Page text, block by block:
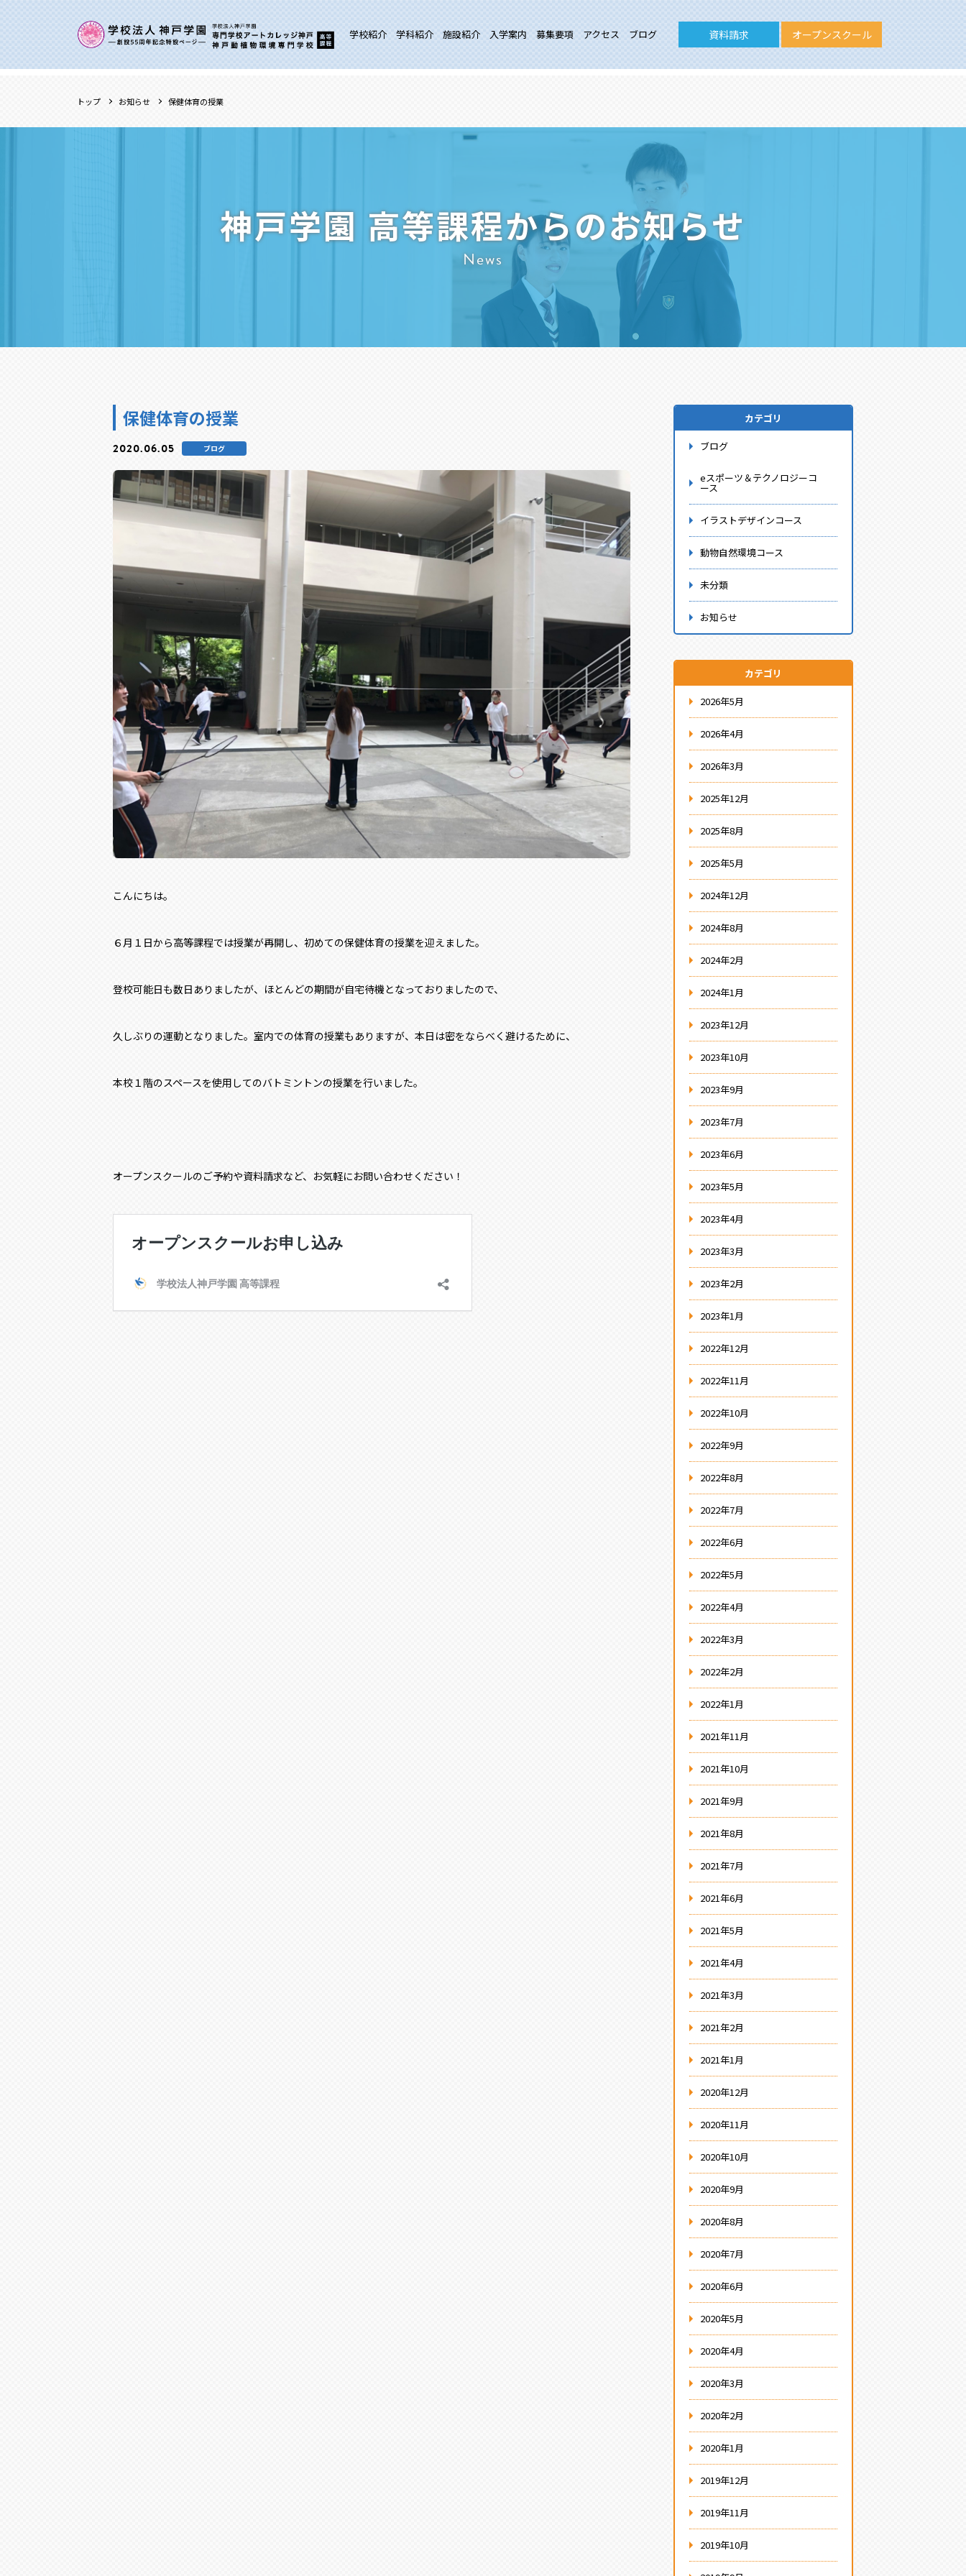
学校紹介 学科紹介 施設紹介 入学案内 募集要項 アクセス ブログ 資料請求 オープンスクール
トップ お知らせ 保健体育の授業
神戸学園 高等課程からのお知らせ
News
保健体育の授業
2020.06.05 ブログ
こんにちは。
６月１日から高等課程では授業が再開し、初めての保健体育の授業を迎えました。
登校可能日も数日ありましたが、ほとんどの期間が自宅待機となっておりましたので、
久しぶりの運動となりました。室内での体育の授業もありますが、本日は密をならべく避けるために、
本校１階のスペースを使用してのバトミントンの授業を行いました。
オープンスクールのご予約や資料請求など、お気軽にお問い合わせください！
カテゴリ
ブログ
eスポーツ＆テクノロジーコ
ース
イラストデザインコース
動物自然環境コース
未分類
お知らせ
カテゴリ
2026年5月
2026年4月
2026年3月
2025年12月
2025年8月
2025年5月
2024年12月
2024年8月
2024年2月
2024年1月
2023年12月
2023年10月
2023年9月
2023年7月
2023年6月
2023年5月
2023年4月
2023年3月
2023年2月
2023年1月
2022年12月
2022年11月
2022年10月
2022年9月
2022年8月
2022年7月
2022年6月
2022年5月
2022年4月
2022年3月
2022年2月
2022年1月
2021年11月
2021年10月
2021年9月
2021年8月
2021年7月
2021年6月
2021年5月
2021年4月
2021年3月
2021年2月
2021年1月
2020年12月
2020年11月
2020年10月
2020年9月
2020年8月
2020年7月
2020年6月
2020年5月
2020年4月
2020年3月
2020年2月
2020年1月
2019年12月
2019年11月
2019年10月